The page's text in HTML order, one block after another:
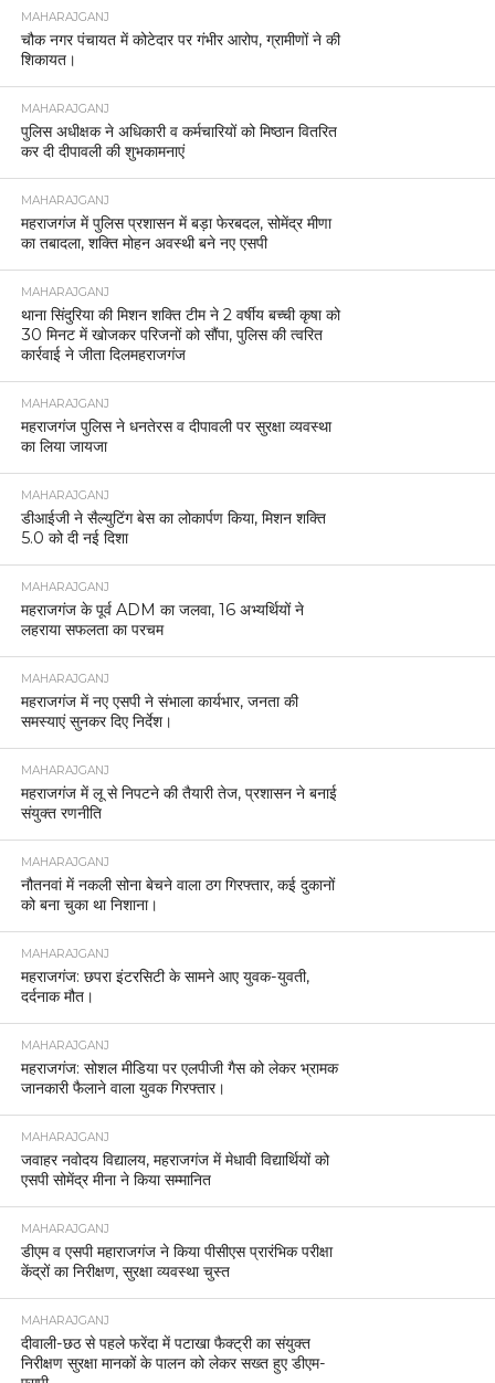
MAHARAJGANJ
चौक नगर पंचायत में कोटेदार पर गंभीर आरोप, ग्रामीणों ने की
शिकायत।
MAHARAJGANJ
पुलिस अधीक्षक ने अधिकारी व कर्मचारियों को मिष्ठान वितरित
कर दी दीपावली की शुभकामनाएं
MAHARAJGANJ
महराजगंज में पुलिस प्रशासन में बड़ा फेरबदल, सोमेंद्र मीणा
का तबादला, शक्ति मोहन अवस्थी बने नए एसपी
MAHARAJGANJ
थाना सिंदुरिया की मिशन शक्ति टीम ने 2 वर्षीय बच्ची कृषा को
30 मिनट में खोजकर परिजनों को सौंपा, पुलिस की त्वरित
कार्रवाई ने जीता दिलमहराजगंज
MAHARAJGANJ
महराजगंज पुलिस ने धनतेरस व दीपावली पर सुरक्षा व्यवस्था
का लिया जायजा
MAHARAJGANJ
डीआईजी ने सैल्युटिंग बेस का लोकार्पण किया, मिशन शक्ति
5.0 को दी नई दिशा
MAHARAJGANJ
महराजगंज के पूर्व ADM का जलवा, 16 अभ्यर्थियों ने
लहराया सफलता का परचम
MAHARAJGANJ
महराजगंज में नए एसपी ने संभाला कार्यभार, जनता की
समस्याएं सुनकर दिए निर्देश।
MAHARAJGANJ
महराजगंज में लू से निपटने की तैयारी तेज, प्रशासन ने बनाई
संयुक्त रणनीति
MAHARAJGANJ
नौतनवां में नकली सोना बेचने वाला ठग गिरफ्तार, कई दुकानों
को बना चुका था निशाना।
MAHARAJGANJ
महराजगंज: छपरा इंटरसिटी के सामने आए युवक-युवती,
दर्दनाक मौत।
MAHARAJGANJ
महराजगंज: सोशल मीडिया पर एलपीजी गैस को लेकर भ्रामक
जानकारी फैलाने वाला युवक गिरफ्तार।
MAHARAJGANJ
जवाहर नवोदय विद्यालय, महराजगंज में मेधावी विद्यार्थियों को
एसपी सोमेंद्र मीना ने किया सम्मानित
MAHARAJGANJ
डीएम व एसपी महाराजगंज ने किया पीसीएस प्रारंभिक परीक्षा
केंद्रों का निरीक्षण, सुरक्षा व्यवस्था चुस्त
MAHARAJGANJ
दीवाली-छठ से पहले फरेंदा में पटाखा फैक्ट्री का संयुक्त
निरीक्षण सुरक्षा मानकों के पालन को लेकर सख्त हुए डीएम-